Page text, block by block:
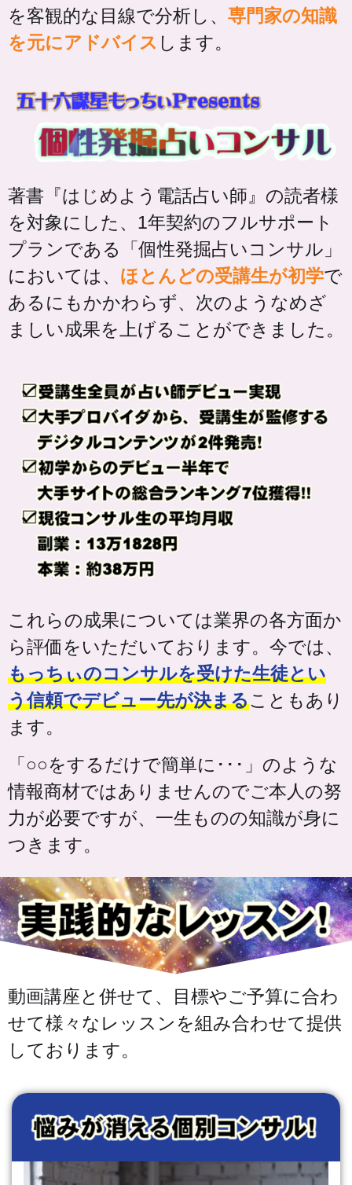
を客観的な目線で分析し、 専門家の知識
を元にアドバイス します。
著書『はじめよう電話占い師』の読者様
を対象にした、1年契約のフルサポート
プランである「個性発掘占いコンサル」
においては、 ほとんどの受講生が初学で
あるにもかかわらず、次のようなめざ
ましい成果を上げることができました。
これらの成果については業界の各方面か
ら評価をいただいております。今では、
もっちぃのコンサルを受けた生徒とい
う信頼でデビュー先が決まることもあり
ます。
「○○をするだけで簡単に･･･」のような
情報商材ではありませんのでご本人の努
力が必要ですが、一生ものの知識が身に
つきます。
動画講座と併せて、目標やご予算に合わ
せて様々なレッスンを組み合わせて提供
しております。